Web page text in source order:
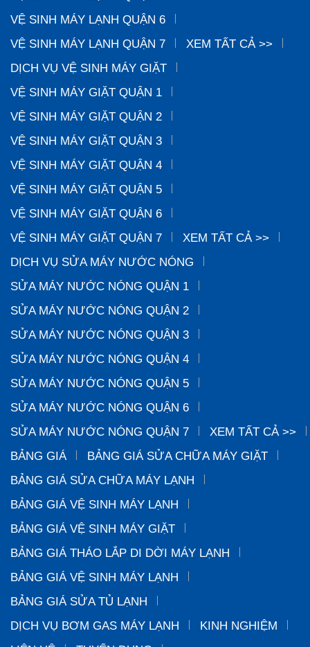
VỆ SINH MÁY LẠNH QUẬN 6
VỆ SINH MÁY LẠNH QUẬN 7
XEM TẤT CẢ >>
DỊCH VỤ VỆ SINH MÁY GIẶT
VỆ SINH MÁY GIẶT QUẬN 1
VỆ SINH MÁY GIẶT QUẬN 2
VỆ SINH MÁY GIẶT QUẬN 3
VỆ SINH MÁY GIẶT QUẬN 4
VỆ SINH MÁY GIẶT QUẬN 5
VỆ SINH MÁY GIẶT QUẬN 6
VỆ SINH MÁY GIẶT QUẬN 7
XEM TẤT CẢ >>
DỊCH VỤ SỬA MÁY NƯỚC NÓNG
SỬA MÁY NƯỚC NÓNG QUẬN 1
SỬA MÁY NƯỚC NÓNG QUẬN 2
SỬA MÁY NƯỚC NÓNG QUẬN 3
SỬA MÁY NƯỚC NÓNG QUẬN 4
SỬA MÁY NƯỚC NÓNG QUẬN 5
SỬA MÁY NƯỚC NÓNG QUẬN 6
SỬA MÁY NƯỚC NÓNG QUẬN 7
XEM TẤT CẢ >>
BẢNG GIÁ
BẢNG GIÁ SỬA CHỮA MÁY GIẶT
BẢNG GIÁ SỬA CHỮA MÁY LẠNH
BẢNG GIÁ VỆ SINH MÁY LẠNH
BẢNG GIÁ VỆ SINH MÁY GIẶT
BẢNG GIÁ THÁO LẮP DI DỜI MÁY LẠNH
BẢNG GIÁ VỆ SINH MÁY LẠNH
BẢNG GIÁ SỬA TỦ LẠNH
DỊCH VỤ BƠM GAS MÁY LẠNH
KINH NGHIỆM